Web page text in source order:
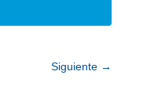
Siguiente →